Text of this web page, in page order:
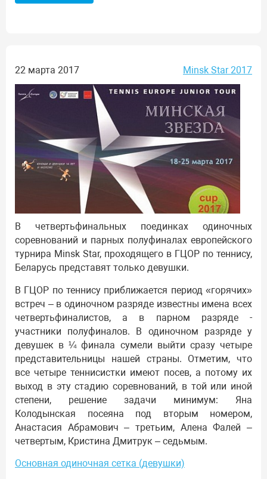
22 марта 2017 Minsk Star 2017
В четвертьфинальных поединках одиночных
соревнований и парных полуфиналах европейского
турнира Minsk Star, проходящего в ГЦОР по теннису,
Беларусь представят только девушки.
В ГЦОР по теннису приближается период «горячих»
встреч – в одиночном разряде известны имена всех
четвертьфиналистов, а в парном разряде -
участники полуфиналов. В одиночном разряде у
девушек в ¼ финала сумели выйти сразу четыре
представительницы нашей страны. Отметим, что
все четыре теннисистки имеют посев, а потому их
выход в эту стадию соревнований, в той или иной
степени, решение задачи минимум: Яна
Колодынская посеяна под вторым номером,
Анастасия Абрамович – третьим, Алена Фалей –
четвертым, Кристина Дмитрук – седьмым.
Основная одиночная сетка (девушки)